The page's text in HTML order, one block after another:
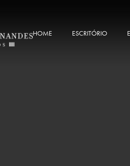
HOME ESCRITÓRIO